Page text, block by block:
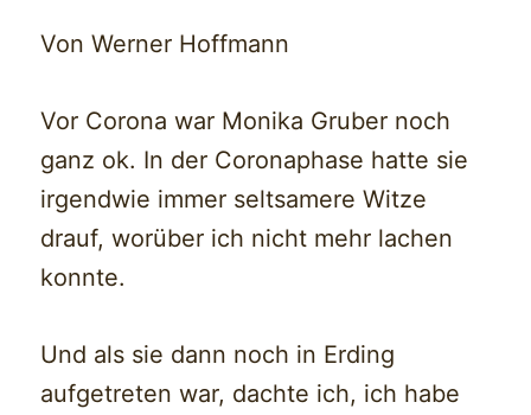
Von Werner Hoffmann
Vor Corona war Monika Gruber noch
ganz ok. In der Coronaphase hatte sie
irgendwie immer seltsamere Witze
drauf, worüber ich nicht mehr lachen
konnte.
Und als sie dann noch in Erding
aufgetreten war, dachte ich, ich habe